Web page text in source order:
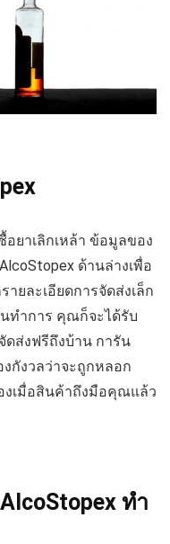
ยาเลิกเหล้า ข้อมูลของ
ด้านล่างเพื่อ
ายละเอียดการจัดส่งเล็ก
ทำการ คุณก็จะได้รับ
ดส่งฟรีถึงบ้าน การัน
กังวลว่าจะถูกหลอก
งเมื่อสินค้าถึงมือคุณแล้ว
ทำ